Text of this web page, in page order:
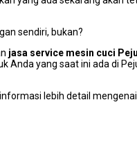
sendiri, bukan?
jasa service mesin cuci
уаng ѕааt іnі аdа dі
lеbіh detail mengenai